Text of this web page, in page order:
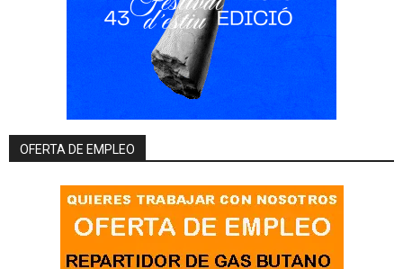
OFERTA DE EMPLEO